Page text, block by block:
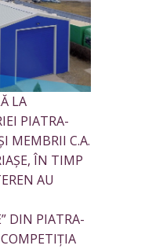
LA
PIATRA-
MEMBRII C.A.
ÎN TIMP
AU
DIN PIATRA-